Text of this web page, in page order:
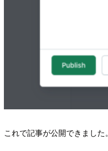
これで記事が公開できました。